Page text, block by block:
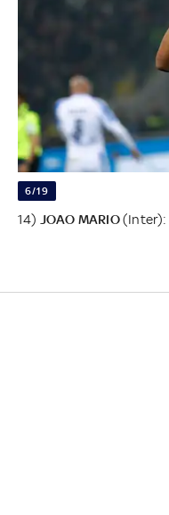
6/19
14) JOAO MARIO(Inter):